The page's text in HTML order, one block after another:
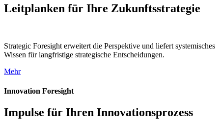
Leitplanken für Ihre Zukunftsstrategie
Strategic Foresight erweitert die Perspektive und liefert systemisches
Wissen für langfristige strategische Entscheidungen.
Mehr
Innovation Foresight
Impulse für Ihren Innovationsprozess